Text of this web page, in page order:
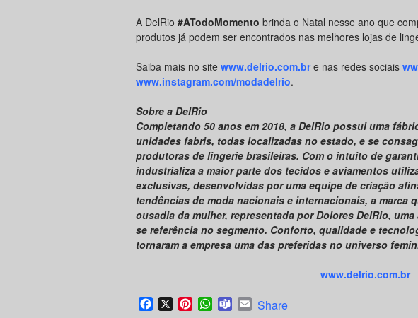
A DelRio #ATodoMomento brinda o Natal nesse ano que
produtos já podem ser encontrados nas melhores lojas de
Saiba mais no site www.delrio.com.bre nas redes sociais
www.instagram.com/modadelrio.
Sobre a DelRio
Completando 50 anos em 2018, a DelRio possui uma
unidades fabris, todas localizadas no estado, e se
produtoras de lingerie brasileiras. Com o intuito de
industrializa a maior parte dos tecidos e aviamentos
exclusivas, desenvolvidas por uma equipe de criação
tendências de moda nacionais e internacionais, a marca
ousadia da mulher, representada por Dolores DelRio,
se referência no segmento. Conforto, qualidade e
tornaram a empresa uma das preferidas no universo
www.delrio.com.br
Facebook
X PinterestWhatsApp
TeamsEmail
Share